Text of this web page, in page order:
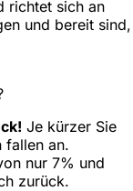
richtet sich an
und bereit sind,
Je kürzer Sie
fallen an.
nur 7% und
zurück.